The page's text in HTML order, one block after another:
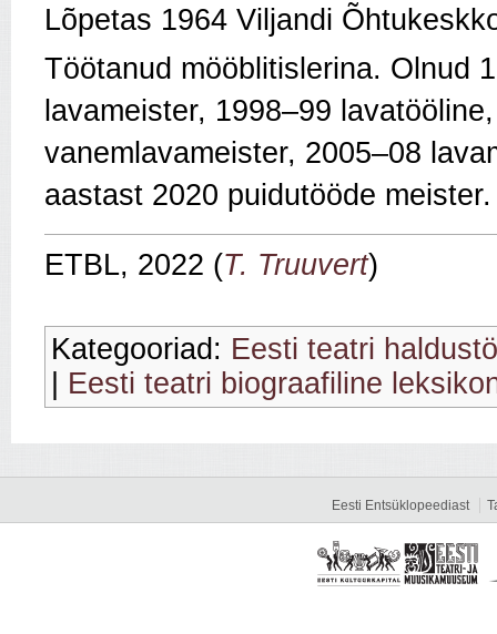
Lõpetas 1964 Viljandi
Töötanud mööblitislerina. Olnud
lavameister, 1998–99
vanemlavameister, 2005–08
aastast 2020 puidutööde meister.
ETBL, 2022 (T. Truuvert)
Kategooriad: Eesti teatri
Eesti teatri biograafiline
Eesti Entsüklopeediast